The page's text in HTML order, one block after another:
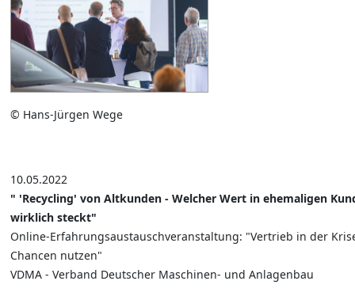
© Hans-Jürgen Wege
10.05.2022
" 'Recycling' von Altkunden - Welcher Wert in ehemaligen
wirklich steckt"
Online-Erfahrungsaustauschveranstaltung: "Vertrieb in der
Chancen nutzen"
VDMA - Verband Deutscher Maschinen- und Anlagenbau